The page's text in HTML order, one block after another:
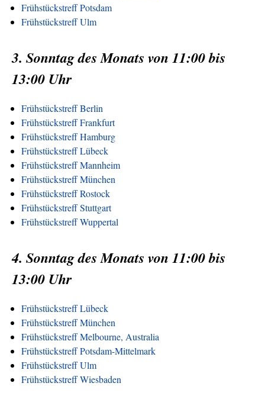
Frühstückstreff Potsdam
Frühstückstreff Ulm
3. Sonntag des Monats von 11:00 bis
13:00 Uhr
Frühstückstreff Berlin
Frühstückstreff Frankfurt
Frühstückstreff Hamburg
Frühstückstreff Lübeck
Frühstückstreff Mannheim
Frühstückstreff München
Frühstückstreff Rostock
Frühstückstreff Stuttgart
Frühstückstreff Wuppertal
4. Sonntag des Monats von 11:00 bis
13:00 Uhr
Frühstückstreff Lübeck
Frühstückstreff München
Frühstückstreff Melbourne, Australia
Frühstückstreff Potsdam-Mittelmark
Frühstückstreff Ulm
Frühstückstreff Wiesbaden